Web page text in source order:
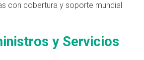
con cobertura y soporte mundial
y Servicios